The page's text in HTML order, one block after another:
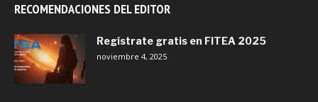
RECOMENDACIONES DEL EDITOR
Regístrate gratis en FITEA 2025
noviembre 4, 2025